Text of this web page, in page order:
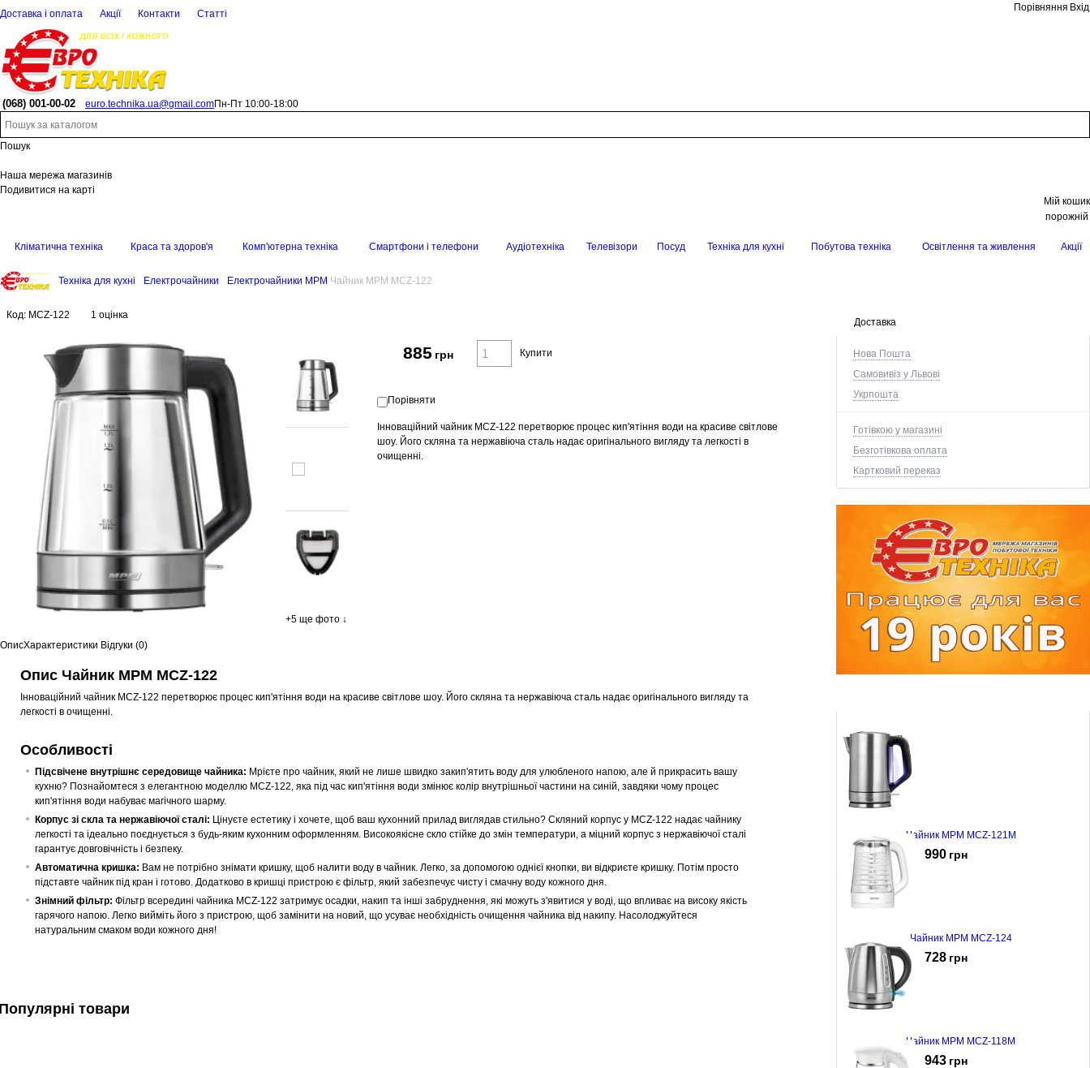
Доставка і оплата Акції Контакти Статті
Порівняння Вхід
(068) 001-00-02 euro.technika.ua@gmail.comПн-Пт 10:00-18:00
Пошук
Наша мережа магазинів
Подивитися на карті
Мій кошик
порожній
Кліматична техніка Краса та здоров'я Комп'ютерна техніка Смартфони і телефони Аудіотехніка Телевізори Посуд Техніка для кухні Побутова техніка Освітлення та живлення Акції
Техніка для кухні Електрочайники Електрочайники MPM Чайник MPM MCZ-122
Доставка
Нова Пошта
Самовивіз у Львові
Укрпошта
Готівкою у магазині
Безготівкова оплата
Картковий переказ
Чайник MPM MCZ-121M
990 грн
Чайник MPM MCZ-124
728 грн
Чайник MPM MCZ-118M
943 грн
Код: MCZ-122 1 оцінка
+5 ще фото ↓
885 грн Купити
Порівняти
Інноваційний чайник MCZ-122 перетворює процес кип'ятіння води на красиве світлове
шоу. Його скляна та нержавіюча сталь надає оригінального вигляду та легкості в
очищенні.
ОписХарактеристики Відгуки (0)
Опис Чайник MPM MCZ-122
Інноваційний чайник MCZ-122 перетворює процес кип'ятіння води на красиве світлове шоу. Його скляна та нержавіюча сталь надає оригінального вигляду та
легкості в очищенні.
Особливості
Підсвічене внутрішнє середовище чайника: Мрієте про чайник, який не лише швидко закип'ятить воду для улюбленого напою, але й прикрасить вашу
кухню? Познайомтеся з елегантною моделлю MCZ-122, яка під час кип'ятіння води змінює колір внутрішньої частини на синій, завдяки чому процес
кип'ятіння води набуває магічного шарму.
Корпус зі скла та нержавіючої сталі: Цінуєте естетику і хочете, щоб ваш кухонний прилад виглядав стильно? Скляний корпус у MCZ-122 надає чайнику
легкості та ідеально поєднується з будь-яким кухонним оформленням. Високоякісне скло стійке до змін температури, а міцний корпус з нержавіючої сталі
гарантує довговічність і безпеку.
Автоматична кришка: Вам не потрібно знімати кришку, щоб налити воду в чайник. Легко, за допомогою однієї кнопки, ви відкриєте кришку. Потім просто
підставте чайник під кран і готово. Додатково в кришці пристрою є фільтр, який забезпечує чисту і смачну воду кожного дня.
Знімний фільтр: Фільтр всередині чайника MCZ-122 затримує осадки, накип та інші забруднення, які можуть з'явитися у воді, що впливає на високу якість
гарячого напою. Легко вийміть його з пристрою, щоб замінити на новий, що усуває необхідність очищення чайника від накипу. Насолоджуйтеся
натуральним смаком води кожного дня!
товари